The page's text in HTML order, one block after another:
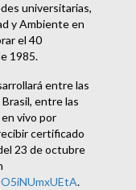
universitarias,
y Ambiente en
el 40
1985.
entre las
entre las
vivo por
certificado
23 de octubre
.